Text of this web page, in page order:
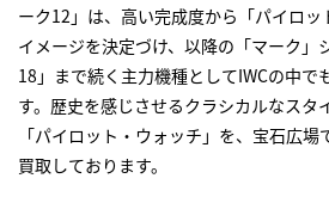
ーク12」は、高い完成度から「パイロッ
イメージを決定づけ、以降の「マーク」
18」まで続く主力機種としてIWCの中で
す。歴史を感じさせるクラシカルなスタ
「パイロット・ウォッチ」を、宝石広
買取しております。